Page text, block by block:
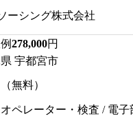
ーシング株式会社
278,000円
宇都宮市
無料）
ペレーター・検査 / 電